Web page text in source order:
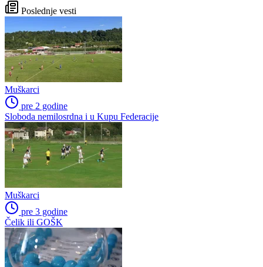
Poslednje vesti
Muškarci
pre 2 godine
Sloboda nemilosrdna i u Kupu Federacije
Muškarci
pre 3 godine
Čelik ili GOŠK